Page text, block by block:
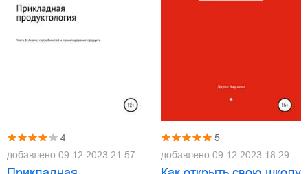
4
добавлено 09.12.2023 21:57
5
добавлено 09.12.2023 18:29